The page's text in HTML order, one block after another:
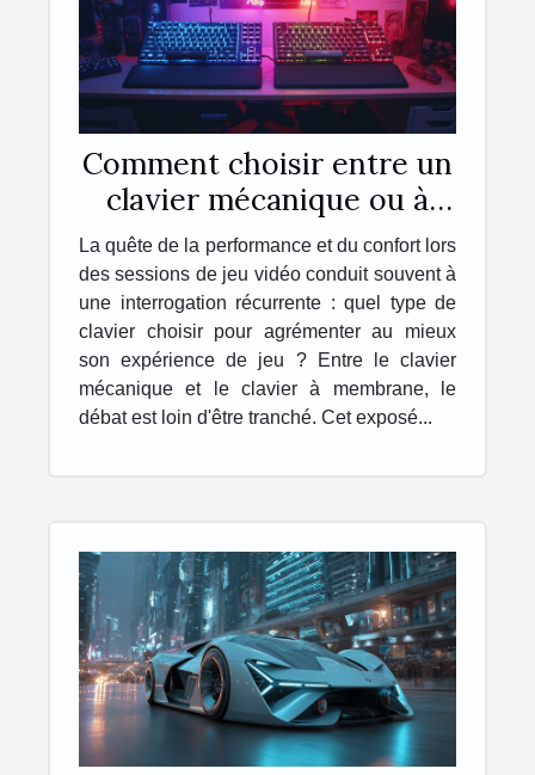
Comment choisir entre un
clavier mécanique ou à
membrane pour le gaming
La quête de la performance et du confort lors
des sessions de jeu vidéo conduit souvent à
une interrogation récurrente : quel type de
clavier choisir pour agrémenter au mieux
son expérience de jeu ? Entre le clavier
mécanique et le clavier à membrane, le
débat est loin d'être tranché. Cet exposé...